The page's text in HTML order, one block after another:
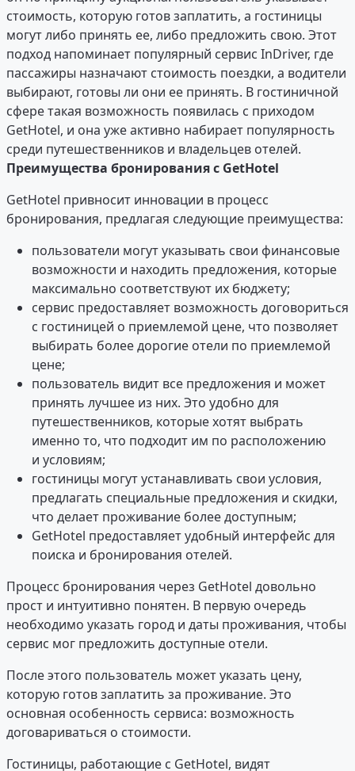
стоимость, которую готов заплатить, а гостиницы
могут либо принять ее, либо предложить свою. Этот
подход напоминает популярный сервис InDriver, где
пассажиры назначают стоимость поездки, а водители
выбирают, готовы ли они ее принять. В гостиничной
сфере такая возможность появилась с приходом
GetHotel, и она уже активно набирает популярность
среди путешественников и владельцев отелей.
Преимущества бронирования с GetHotel
GetHotel привносит инновации в процесс
бронирования, предлагая следующие преимущества:
пользователи могут указывать свои финансовые
возможности и находить предложения, которые
максимально соответствуют их бюджету;
сервис предоставляет возможность договориться
с гостиницей о приемлемой цене, что позволяет
выбирать более дорогие отели по приемлемой
цене;
пользователь видит все предложения и может
принять лучшее из них. Это удобно для
путешественников, которые хотят выбрать
именно то, что подходит им по расположению
и условиям;
гостиницы могут устанавливать свои условия,
предлагать специальные предложения и скидки,
что делает проживание более доступным;
GetHotel предоставляет удобный интерфейс для
поиска и бронирования отелей.
Процесс бронирования через GetHotel довольно
прост и интуитивно понятен. В первую очередь
необходимо указать город и даты проживания, чтобы
сервис мог предложить доступные отели.
После этого пользователь может указать цену,
которую готов заплатить за проживание. Это
основная особенность сервиса: возможность
договариваться о стоимости.
Гостиницы, работающие с GetHotel, видят